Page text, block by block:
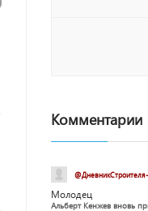
Комментарии
Молодец
Альберт Кенжев вновь